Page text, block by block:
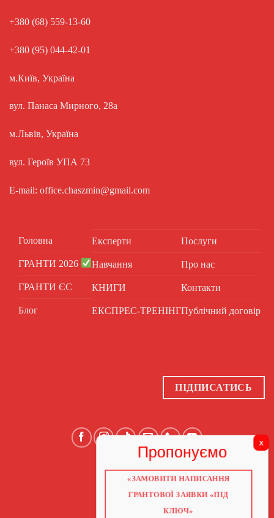
+380 (68) 559-13-60
+380 (95) 044-42-01
м.Київ, Україна
вул. Панаса Мирного, 28а
м.Львів, Україна
вул. Героїв УПА 73
E-mail: office.chaszmin@gmail.com
Головна
ГРАНТИ 2026
ГРАНТИ ЄС
Блог
Експерти
Навчання
КНИГИ
ЕКСПРЕС-ТРЕНІНГ
Послуги
Про нас
Контакти
Публічний договір
ПІДПИСАТИСЬ
ГОЛОВНА
ГРАНТИ 2026
«ЗАМОВИТИ НАПИСАННЯ
ГРАНТОВОЇ ЗАЯВКИ «ПІД
КЛЮЧ»